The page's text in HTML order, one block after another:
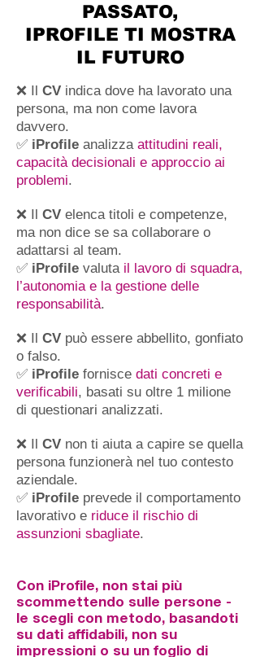
PASSATO,
IPROFILE TI MOSTRA
IL FUTURO
❌ Il CV indica dove ha lavorato una
persona, ma non come lavora
davvero.
✅ iProfile analizza attitudini reali,
capacità decisionali e approccio ai
problemi.
❌ Il CV elenca titoli e competenze,
ma non dice se sa collaborare o
adattarsi al team.
✅ iProfile valuta il lavoro di squadra,
l’autonomia e la gestione delle
responsabilità.
❌ Il CV può essere abbellito, gonfiato
o falso.
✅ iProfile fornisce dati concreti e
verificabili, basati su oltre 1 milione
di questionari analizzati.
❌ Il CV non ti aiuta a capire se quella
persona funzionerà nel tuo contesto
aziendale.
✅ iProfile prevede il comportamento
lavorativo e riduce il rischio di
assunzioni sbagliate.
Con iProfile, non stai più
scommettendo sulle persone -
le scegli con metodo, basandoti
su dati affidabili, non su
impressioni o su un foglio di